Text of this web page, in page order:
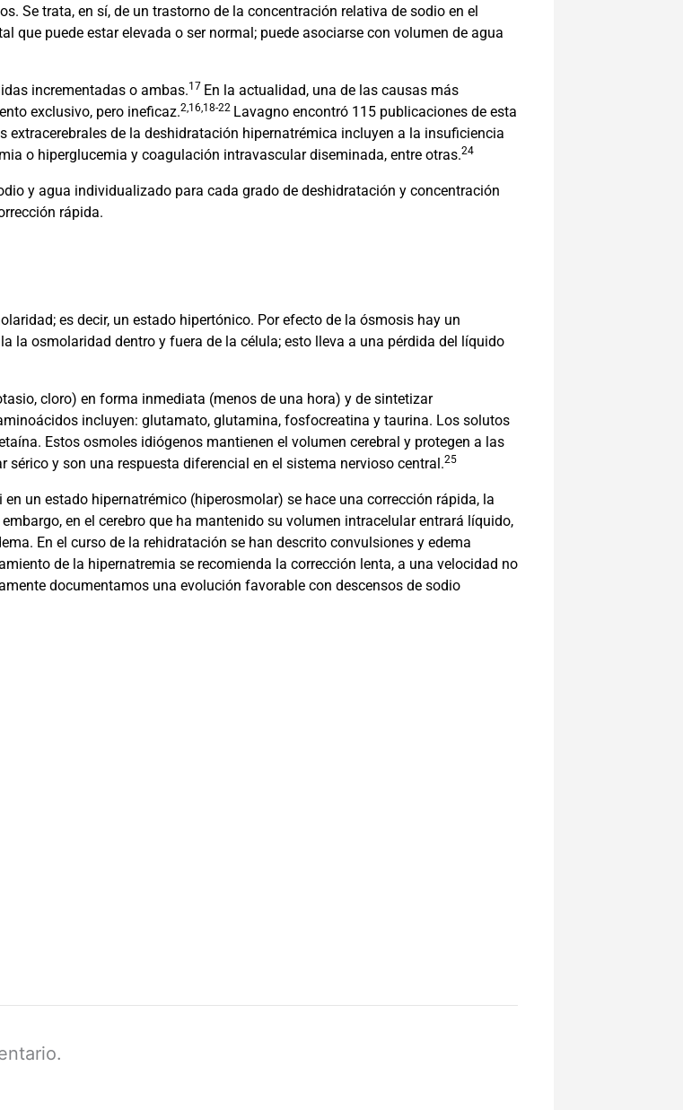
Se trata, en sí, de un trastorno de la concentración relativa de sodio en el
que puede estar elevada o ser normal; puede asociarse con volumen de agua
incrementadas o ambas.17 En la actualidad, una de las causas más
exclusivo, pero ineficaz.2,16,18-22 Lavagno encontró 115 publicaciones de esta
extracerebrales de la deshidratación hipernatrémica incluyen a la insuficiencia
o hiperglucemia y coagulación intravascular diseminada, entre otras.24
y agua individualizado para cada grado de deshidratación y concentración
rápida.
es decir, un estado hipertónico. Por efecto de la ósmosis hay un
la osmolaridad dentro y fuera de la célula; esto lleva a una pérdida del líquido
cloro) en forma inmediata (menos de una hora) y de sintetizar
incluyen: glutamato, glutamina, fosfocreatina y taurina. Los solutos
Estos osmoles idiógenos mantienen el volumen cerebral y protegen a las
y son una respuesta diferencial en el sistema nervioso central.25
en un estado hipernatrémico (hiperosmolar) se hace una corrección rápida, la
en el cerebro que ha mantenido su volumen intracelular entrará líquido,
En el curso de la rehidratación se han descrito convulsiones y edema
de la hipernatremia se recomienda la corrección lenta, a una velocidad no
documentamos una evolución favorable con descensos de sodio